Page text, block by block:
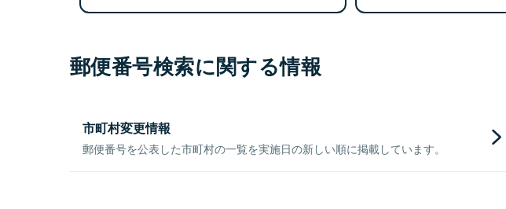
郵便番号検索に関する情報
市町村変更情報
郵便番号を公表した市町村の一覧を実施日の新しい順に掲載しています。